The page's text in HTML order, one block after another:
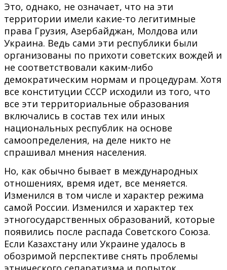
Это, однако, не означает, что на эти
территории имели какие-то легитимные
права Грузия, Азербайджан, Молдова или
Украина. Ведь сами эти республики были
организованы по прихоти советских вождей и
не соответствовали каким-либо
демократическим нормам и процедурам. Хотя
все конституции СССР исходили из того, что
все эти территориальные образования
включались в состав тех или иных
национальных республик на основе
самоопределения, на деле никто не
спрашивал мнения населения.
Но, как обычно бывает в международных
отношениях, время идет, все меняется.
Изменился в том числе и характер режима
самой России. Изменился и характер тех
этногосударственных образований, которые
появились после распада Советского Союза.
Если Казахстану или Украине удалось в
обозримой перспективе снять проблемы